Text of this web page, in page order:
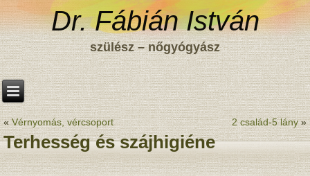
Dr. Fábián István
szülész – nőgyógyász
«Vérnyomás, vércsoport 2 család-5 lány»
Terhesség és szájhigiéne